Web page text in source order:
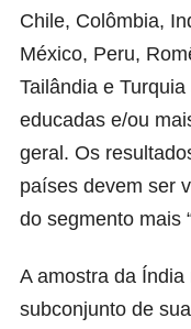
Chile, Colômbia,
México, Peru,
Tailândia e
educadas e/ou
geral. Os
países devem ser
do segmento mais
A amostra da
subconjunto de